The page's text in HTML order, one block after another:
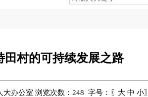
田村的可持续发展之路
办公室 浏览次数： 248 字号：〖 大 中 小〗